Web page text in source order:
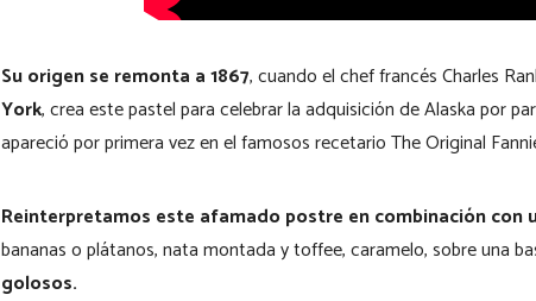
Su origen se remonta a 1867, cuando el chef francés Charles
York, crea este pastel para celebrar la adquisición de Alaska por
apareció por primera vez en el famosos recetario The Original
Reinterpretamos este afamado postre en combinación con
bananas o plátanos, nata montada y toffee, caramelo, sobre una
golosos.